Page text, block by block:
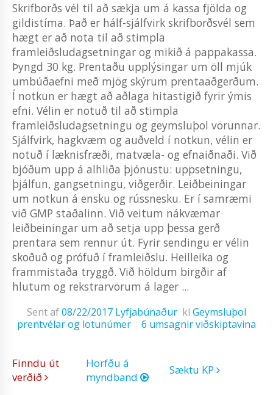
Skrifborðs vél til að sækja um á kassa fjölda og
gildistíma. Það er hálf-sjálfvirk skrifborðsvél sem
hægt er að nota til að stimpla
framleiðsludagsetningar og mikið á pappakassa.
Þyngd 30 kg. Prentaðu upplýsingar um öll mjúk
umbúðaefni með mjög skýrum prentaaðgerðum.
Í notkun er hægt að aðlaga hitastigið fyrir ýmis
efni. Vélin er notuð til að stimpla
framleiðsludagsetningu og geymsluþol vörunnar.
Sjálfvirk, hagkvæm og auðveld í notkun, vélin er
notuð í læknisfræði, matvæla- og efnaiðnaði. Við
bjóðum upp á alhliða þjónustu: uppsetningu,
þjálfun, gangsetningu, viðgerðir. Leiðbeiningar
um notkun á ensku og rússnesku. Er í samræmi
við GMP staðalinn. Við veitum nákvæmar
leiðbeiningar um að setja upp þessa gerð
prentara sem rennur út. Fyrir sendingu er vélin
skoðuð og prófuð í framleiðslu. Heilleika og
frammistaða tryggð. Við höldum birgðir af
hlutum og rekstrarvörum á lager ...
Sent af08/22/2017 Lyfjabúnaður kl Geymsluþol
prentvélar og lotunúmer
6 umsagnir viðskiptavina
Finndu út
verðið
Horfðu á
myndband
Sæktu KP